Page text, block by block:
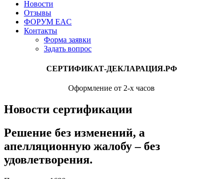
Новости
Отзывы
ФОРУМ EAC
Контакты
Форма заявки
Задать вопрос
СЕРТИФИКАТ-ДЕКЛАРАЦИЯ.РФ
Оформление от 2-х часов
Новости сертификации
Решение без изменений, а
апелляционную жалобу – без
удовлетворения.